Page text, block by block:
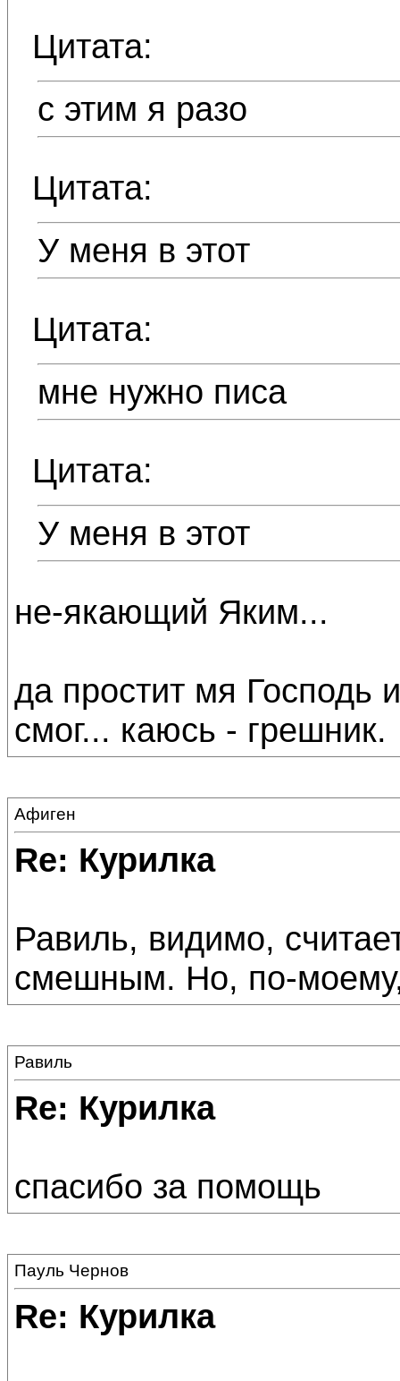
Цитата:
с этим я разо
Цитата:
У меня в этот
Цитата:
мне нужно писа
Цитата:
У меня в этот
не-якающий Яким...
да простит мя Господь
смог... каюсь - грешник.
Афиген
Re: Курилка
Равиль, видимо,
смешным. Но, по-
Равиль
Re: Курилка
спасибо за помощь
Пауль Чернов
Re: Курилка